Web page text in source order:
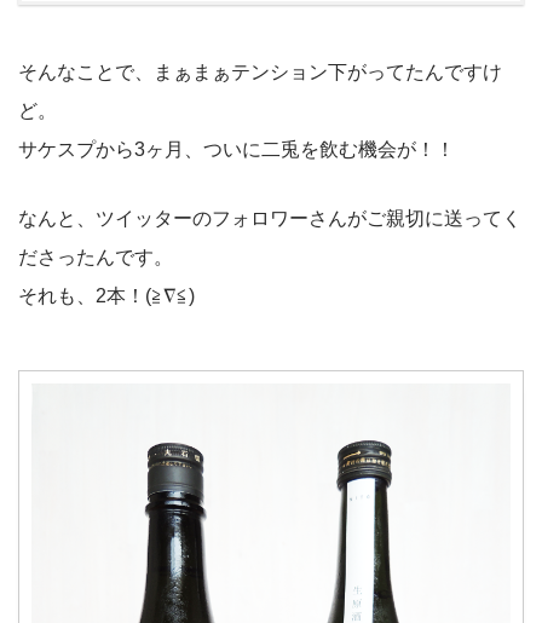
そんなことで、まぁまぁテンション下がってたんですけ
ど。
サケスプから3ヶ月、ついに二兎を飲む機会が！！
なんと、ツイッターのフォロワーさんがご親切に送ってく
ださったんです。
それも、2本！(≧∇≦)